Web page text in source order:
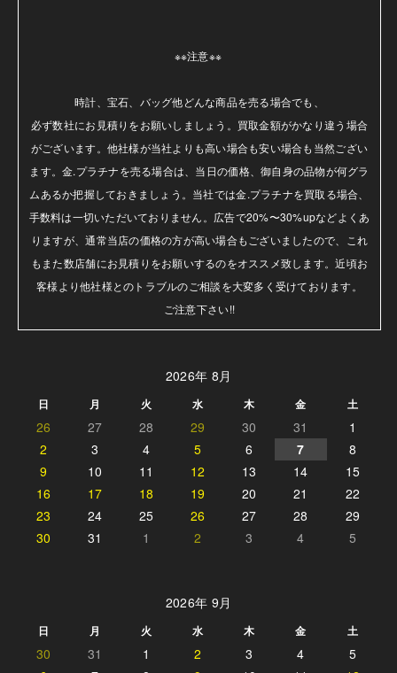
※※注意※※
時計、宝石、バッグ他どんな商品を売る場合でも、
必ず数社にお見積りをお願いしましょう。買取金額がかなり違う場合
がございます。他社様が当社よりも高い場合も安い場合も当然ござい
ます。金.プラチナを売る場合は、当日の価格、御自身の品物が何グラ
ムあるか把握しておきましょう。当社では金.プラチナを買取る場合、
手数料は一切いただいておりません。広告で20%〜30%upなどよくあ
りますが、通常当店の価格の方が高い場合もございましたので、これ
もまた数店舗にお見積りをお願いするのをオススメ致します。近頃お
客様より他社様とのトラブルのご相談を大変多く受けております。
ご注意下さい!!
2026年 8月
日 月 火 水 木 金 土
26 27 28 29 30 31
1
2
3 4 5 6 7
8
9
10 11 12 13 14
15
16
17 18 19 20 21
22
23
24 25 26 27 28
29
30
31 1 2 3 4 5
2026年 9月
日 月 火 水 木 金 土
30 31 1 2 3 4
5